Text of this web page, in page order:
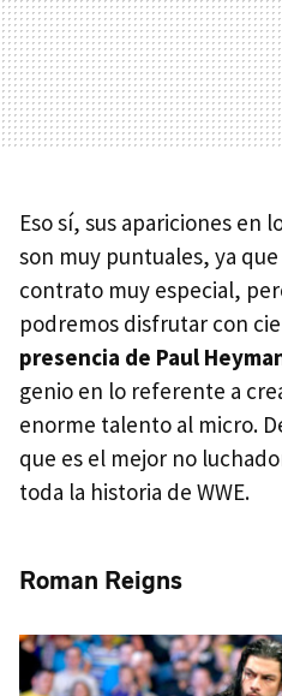
Eso sí, sus apariciones en
son muy puntuales, ya
contrato muy especial,
podremos disfrutar con
presencia de Paul
genio en lo referente a
enorme talento al micro.
que es el mejor no
toda la historia de WWE.
Roman Reigns